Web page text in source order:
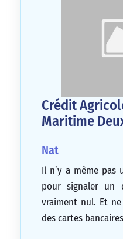
Crédit
Maritime
Nat
Il n’y a même pas
pour signaler un
vraiment nul. Et
des cartes